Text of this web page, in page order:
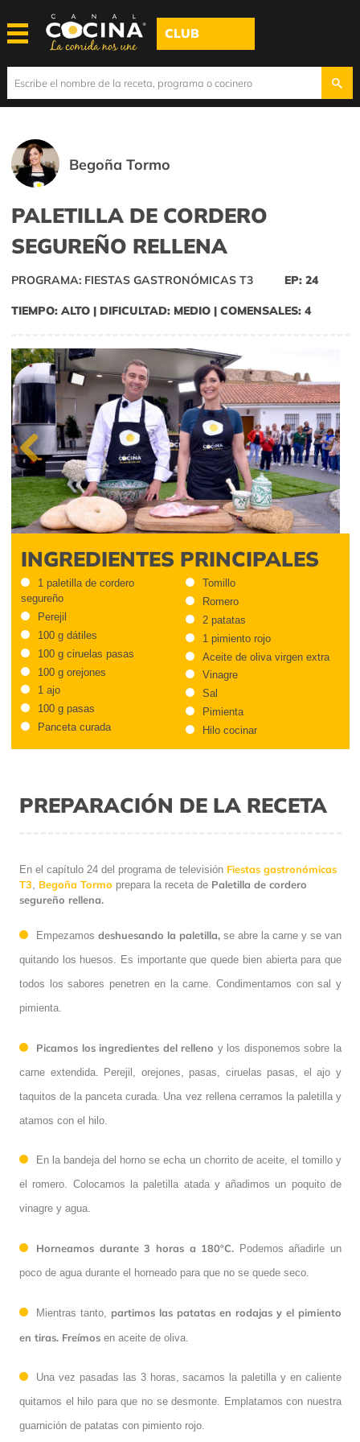
CLUB
Begoña Tormo
PALETILLA DE CORDERO
SEGUREÑO RELLENA
PROGRAMA: FIESTAS GASTRONÓMICAS T3 EP: 24
TIEMPO: ALTO | DIFICULTAD: MEDIO | COMENSALES: 4
Previous
INGREDIENTES PRINCIPALES
1 paletilla de cordero
segureño
Perejil
100 g dátiles
100 g ciruelas pasas
100 g orejones
1 ajo
100 g pasas
Panceta curada
Tomillo
Romero
2 patatas
1 pimiento rojo
Aceite de oliva virgen extra
Vinagre
Sal
Pimienta
Hilo cocinar
PREPARACIÓN DE LA RECETA
En el capítulo 24 del programa de televisión Fiestas gastronómicas
T3
Begoña Tormo prepara la receta de Paletilla de cordero
segureño rellena.
Empezamos deshuesando la paletilla, se abre la carne y se van
quitando los huesos. Es importante que quede bien abierta para que
todos los sabores penetren en la carne. Condimentamos con sal y
pimienta.
Picamos los ingredientes del relleno y los disponemos sobre la
carne extendida. Perejil, orejones, pasas, ciruelas pasas, el ajo y
taquitos de la panceta curada. Una vez rellena cerramos la paletilla y
atamos con el hilo.
En la bandeja del horno se echa un chorrito de aceite, el tomillo y
el romero. Colocamos la paletilla atada y añadimos un poquito de
vinagre y agua.
Horneamos durante 3 horas a 180ºC. Podemos añadirle un
poco de agua durante el horneado para que no se quede seco.
Mientras tanto, partimos las patatas en rodajas y el pimiento
en tiras. Freímos en aceite de oliva.
Una vez pasadas las 3 horas, sacamos la paletilla y en caliente
quitamos el hilo para que no se desmonte. Emplatamos con nuestra
guarnición de patatas con pimiento rojo.